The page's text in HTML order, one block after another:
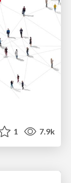
1 7.9k